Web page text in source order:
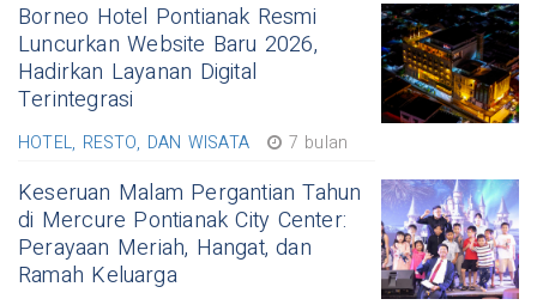
Borneo Hotel Pontianak Resmi
Luncurkan Website Baru 2026,
Hadirkan Layanan Digital
Terintegrasi
HOTEL, RESTO, DAN WISATA 7 bulan
Keseruan Malam Pergantian Tahun
di Mercure Pontianak City Center:
Perayaan Meriah, Hangat, dan
Ramah Keluarga